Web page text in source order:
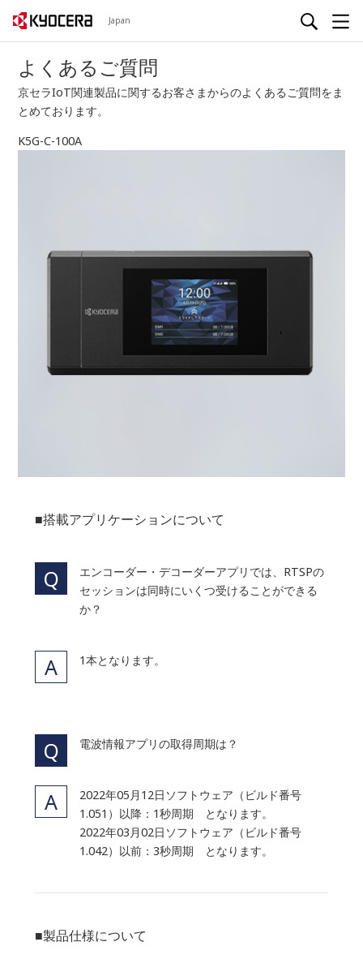
Japan
よくあるご質問
京セラIoT関連製品に関するお客さまからのよくあるご質問をま
とめております。
K5G-C-100A
■搭載アプリケーションについて
エンコーダー・デコーダーアプリでは、RTSPの
セッションは同時にいくつ受けることができる
か？
1本となります。
電波情報アプリの取得周期は？
2022年05月12日ソフトウェア（ビルド番号
1.051）以降：1秒周期 となります。
2022年03月02日ソフトウェア（ビルド番号
1.042）以前：3秒周期 となります。
■製品仕様について